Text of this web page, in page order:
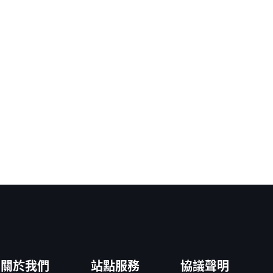
關於我們 站點服務 協議聲明